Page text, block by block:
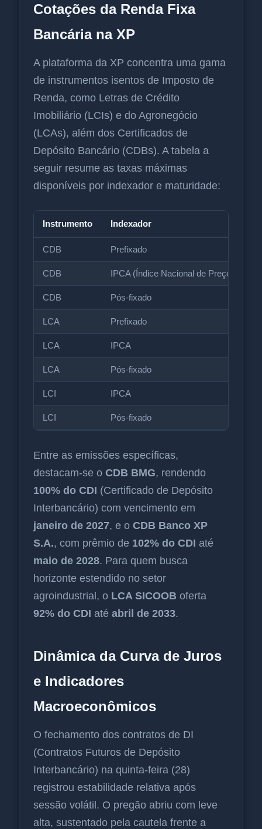
Cotações da Renda Fixa
Bancária na XP
A plataforma da XP concentra uma gama
de instrumentos isentos de Imposto de
Renda, como Letras de Crédito
Imobiliário (LCIs) e do Agronegócio
(LCAs), além dos Certificados de
Depósito Bancário (CDBs). A tabela a
seguir resume as taxas máximas
disponíveis por indexador e maturidade:
Instrumento Indexador
CDB Prefixado
CDB IPCA (Índice Nacional de Preços ao
CDB Pós-fixado
LCA Prefixado
LCA IPCA
LCA Pós-fixado
LCI IPCA
LCI Pós-fixado
Entre as emissões específicas,
destacam-se o CDB BMG, rendendo
100% do CDI (Certificado de Depósito
Interbancário) com vencimento em
janeiro de 2027, e o CDB Banco XP
S.A., com prêmio de 102% do CDI até
maio de 2028. Para quem busca
horizonte estendido no setor
agroindustrial, o LCA SICOOB oferta
92% do CDI até abril de 2033.
Dinâmica da Curva de Juros
e Indicadores
Macroeconômicos
O fechamento dos contratos de DI
(Contratos Futuros de Depósito
Interbancário) na quinta-feira (28)
registrou estabilidade relativa após
sessão volátil. O pregão abriu com leve
alta, sustentado pela cautela frente a